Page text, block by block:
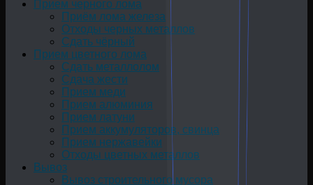
Прием черного лома
Приём лома железа
Отходы черных металлов
Сдать чёрный
Прием цветного лома
Сдать металлолом
Сдача жести
Прием меди
Прием алюминия
Прием латуни
Прием аккумуляторов, свинца
Прием нержавейки
Отходы цветных металлов
Вывоз
Вывоз строительного мусора